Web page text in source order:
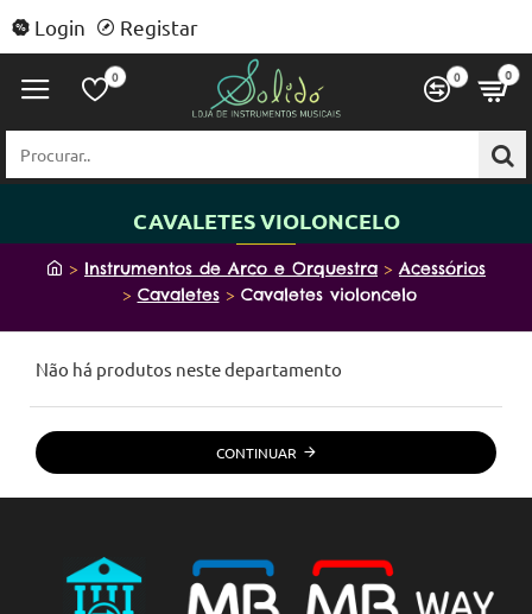
Login Registar
0 0 0
Procurar..
CAVALETES VIOLONCELO
h
Instrumentos de Arco e Orquestra
Acessórios
Cavaletes
Cavaletes violoncelo
Não há produtos neste departamento
CONTINUAR